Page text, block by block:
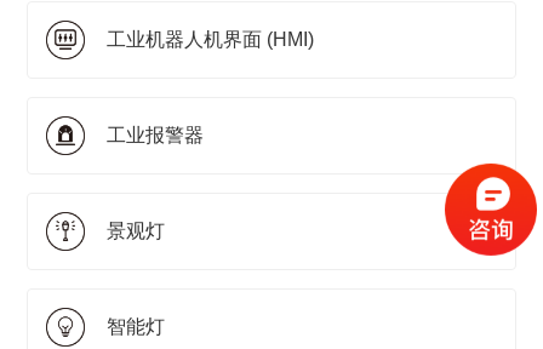
工业机器人机界面 (HMI)
工业报警器
景观灯
智能灯